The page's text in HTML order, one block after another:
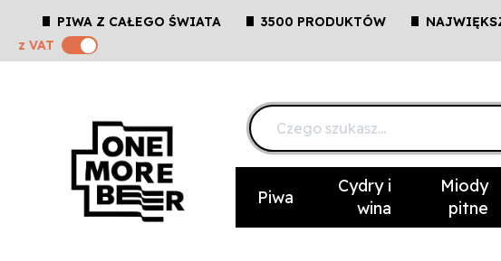
PIWA Z CAŁEGO ŚWIATA 3500 PRODUKTÓW
z VAT
Piwa
Cydry i
wina
Miody
pitne